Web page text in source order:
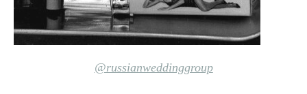
@russianweddinggroup